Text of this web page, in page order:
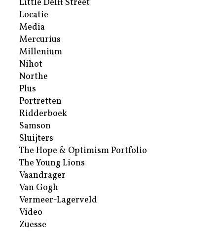
Little Delft Street
Locatie
Media
Mercurius
Millenium
Nihot
Northe
Plus
Portretten
Ridderboek
Samson
Sluijters
The Hope & Optimism Portfolio
The Young Lions
Vaandrager
Van Gogh
Vermeer-Lagerveld
Video
Zuesse